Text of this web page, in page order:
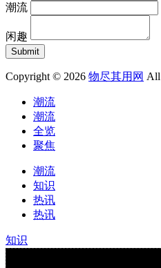
潮流
闲趣
Copyright © 2026 物尽其用网 All
潮流
潮流
全览
聚焦
潮流
知识
热讯
热讯
知识